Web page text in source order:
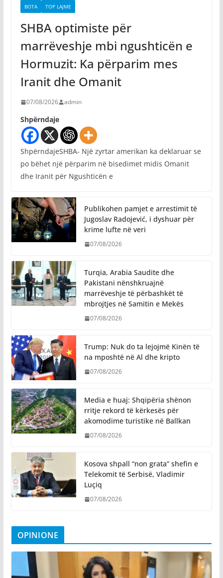
BOTA TOP LAJME
SHBA optimiste për
marrëveshje mbi ngushticën e
Hormuzit: Ka përparim mes
Iranit dhe Omanit
07/08/2026 admin
Shpërndaje
ShpërndajeSHBA- Një zyrtar amerikan ka deklaruar se
po bëhet një përparim në bisedimet midis Omanit
dhe Iranit për Ngushticën e
Publikohen pamjet e arrestimit të
Jugoslav Radojević, i dyshuar për
krime lufte në veri
07/08/2026
Turqia, Arabia Saudite dhe
Pakistani nënshkruajnë
marrëveshje të përbashkët të
mbrojtjes në Samitin e Mekës
07/08/2026
Trump: Nuk do ta lejojmë Kinën të
na mposhtë në Al dhe kripto
07/08/2026
Media e huaj: Shqipëria shënon
rritje rekord të kërkesës për
akomodime turistike në Ballkan
07/08/2026
Kosova shpall “non grata” shefin e
Telekomit të Serbisë, Vladimir
Luçiq
07/08/2026
OPINIONE